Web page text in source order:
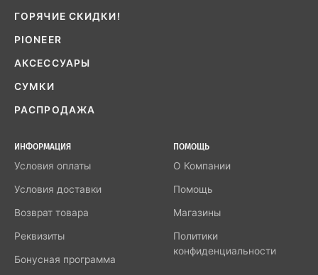
ГОРЯЧИЕ СКИДКИ!
PIONEER
АКСЕССУАРЫ
СУМКИ
РАСПРОДАЖА
ИНФОРМАЦИЯ
Условия оплаты
Условия доставки
Возврат товара
Реквизиты
Бонусная программа
ПОМОЩЬ
О Компании
Помощь
Магазины
Политики
конфиденциальности